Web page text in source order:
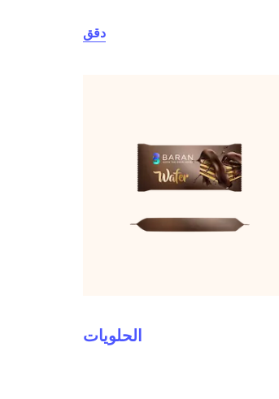
دقق
الحلويات